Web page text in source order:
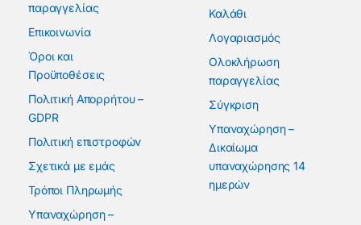
παραγγελίας
Επικοινωνία
Όροι και
Προϋποθέσεις
Πολιτική Απορρήτου –
GDPR
Πολιτική επιστροφών
Σχετικά με εμάς
Τρόποι Πληρωμής
Υπαναχώρηση –
Καλάθι
Λογαριασμός
Ολοκλήρωση
παραγγελίας
Σύγκριση
Υπαναχώρηση –
Δικαίωμα
υπαναχώρησης 14
ημερών